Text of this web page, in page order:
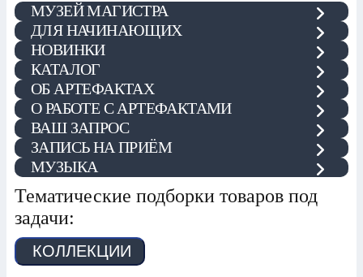
МУЗЕЙ МАГИСТРА
ДЛЯ НАЧИНАЮЩИХ
НОВИНКИ
КАТАЛОГ
ОБ АРТЕФАКТАХ
О РАБОТЕ С АРТЕФАКТАМИ
ВАШ ЗАПРОС
ЗАПИСЬ НА ПРИЁМ
МУЗЫКА
Тематические подборки товаров под
задачи:
КОЛЛЕКЦИИ